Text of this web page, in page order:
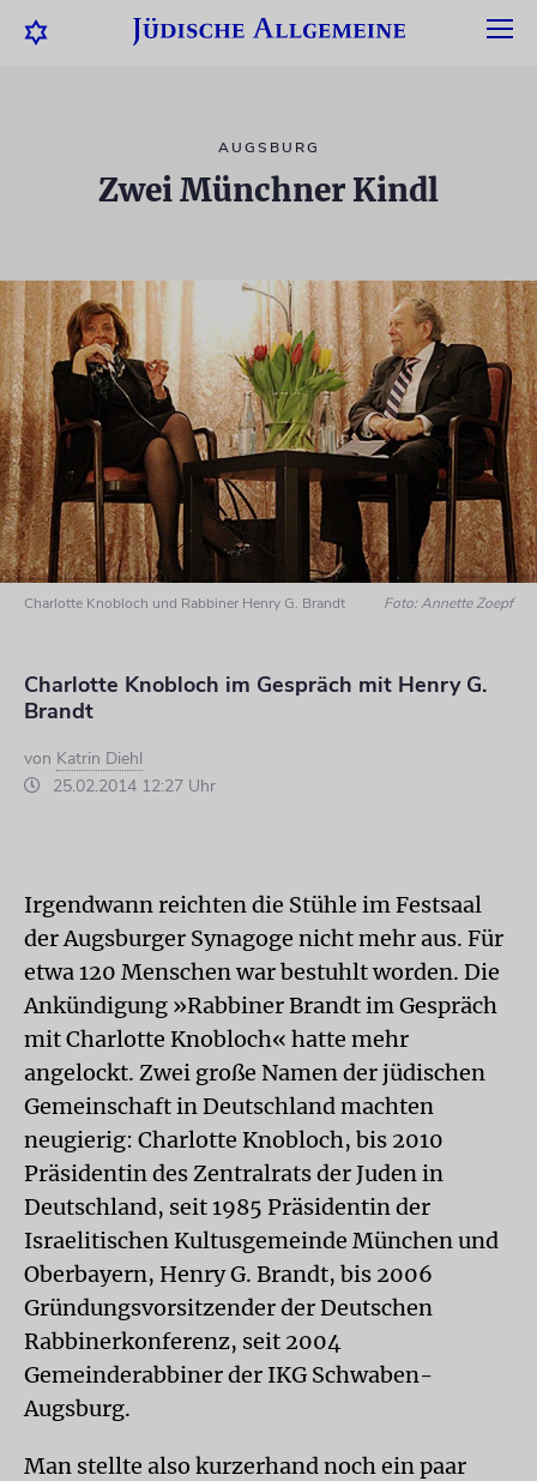
AUGSBURG
Zwei Münchner Kindl
Charlotte Knobloch und Rabbiner Henry G. Brandt Foto: Annette Zoepf
Charlotte Knobloch im Gespräch mit Henry G.
Brandt
von Katrin Diehl
25.02.2014 12:27 Uhr
Irgendwann reichten die Stühle im Festsaal
der Augsburger Synagoge nicht mehr aus. Für
etwa 120 Menschen war bestuhlt worden. Die
Ankündigung »Rabbiner Brandt im Gespräch
mit Charlotte Knobloch« hatte mehr
angelockt. Zwei große Namen der jüdischen
Gemeinschaft in Deutschland machten
neugierig: Charlotte Knobloch, bis 2010
Präsidentin des Zentralrats der Juden in
Deutschland, seit 1985 Präsidentin der
Israelitischen Kultusgemeinde München und
Oberbayern, Henry G. Brandt, bis 2006
Gründungsvorsitzender der Deutschen
Rabbinerkonferenz, seit 2004
Gemeinderabbiner der IKG Schwaben-
Augsburg.
Man stellte also kurzerhand noch ein paar